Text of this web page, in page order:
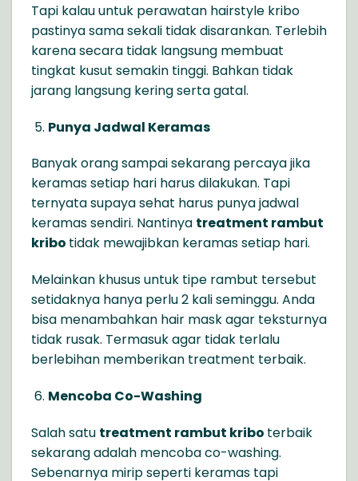
Tapi kalau untuk perawatan hairstyle kribo
pastinya sama sekali tidak disarankan. Terlebih
karena secara tidak langsung membuat
tingkat kusut semakin tinggi. Bahkan tidak
jarang langsung kering serta gatal.
Punya Jadwal Keramas
Banyak orang sampai sekarang percaya jika
keramas setiap hari harus dilakukan. Tapi
ternyata supaya sehat harus punya jadwal
keramas sendiri. Nantinya treatment rambut
kribo tidak mewajibkan keramas setiap hari.
Melainkan khusus untuk tipe rambut tersebut
setidaknya hanya perlu 2 kali seminggu. Anda
bisa menambahkan hair mask agar teksturnya
tidak rusak. Termasuk agar tidak terlalu
berlebihan memberikan treatment terbaik.
Mencoba Co-Washing
Salah satu treatment rambut kribo terbaik
sekarang adalah mencoba co-washing.
Sebenarnya mirip seperti keramas tapi